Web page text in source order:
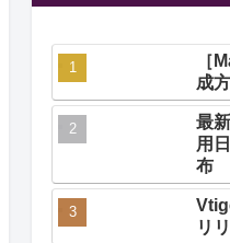
［
成
最
用
布
リ